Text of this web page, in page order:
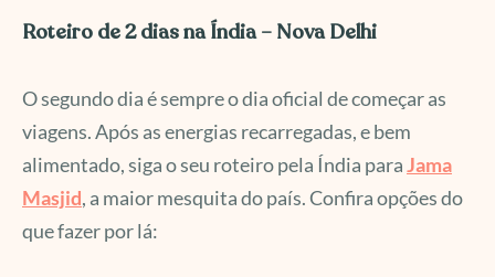
Roteiro de 2 dias na Índia – Nova Delhi
O segundo dia é sempre o dia oficial de começar as
viagens. Após as energias recarregadas, e bem
alimentado, siga o seu roteiro pela Índia paraJama
Masjid, a maior mesquita do país. Confira opções do
que fazer por lá: